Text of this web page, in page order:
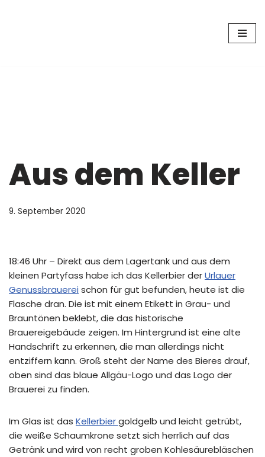
Aus dem Keller
9. September 2020
18:46 Uhr – Direkt aus dem Lagertank und aus dem
kleinen Partyfass habe ich das Kellerbier derUrlauer
Genussbrauerei schon für gut befunden, heute ist die
Flasche dran. Die ist mit einem Etikett in Grau- und
Brauntönen beklebt, die das historische
Brauereigebäude zeigen. Im Hintergrund ist eine alte
Handschrift zu erkennen, die man allerdings nicht
entziffern kann. Groß steht der Name des Bieres drauf,
oben sind das blaue Allgäu-Logo und das Logo der
Brauerei zu finden.
Im Glas ist das Kellerbiergoldgelb und leicht getrübt,
die weiße Schaumkrone setzt sich herrlich auf das
Getränk und wird von recht groben Kohlesäurebläschen